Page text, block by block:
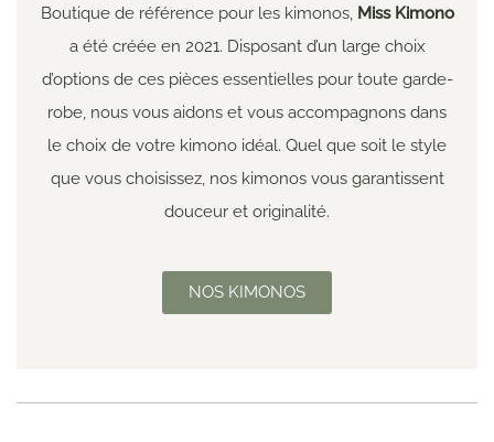
Boutique de référence pour les kimonos, Miss Kimono
a été créée en 2021. Disposant d’un large choix
d’options de ces pièces essentielles pour toute garde-
robe, nous vous aidons et vous accompagnons dans
le choix de votre kimono idéal. Quel que soit le style
que vous choisissez, nos kimonos vous garantissent
douceur et originalité.
NOS KIMONOS